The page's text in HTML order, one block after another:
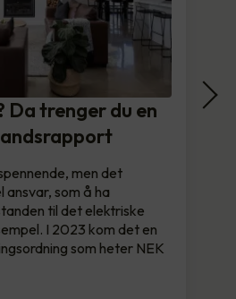
Da trenger du en
men det
ansvar, som å ha
til det elektriske
I 2023 kom det en
som heter NEK